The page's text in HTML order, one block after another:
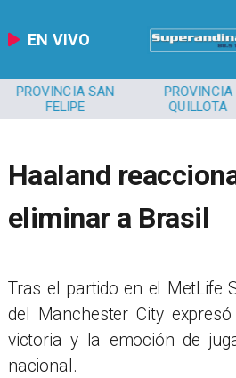
EN VIVO
PROVINCIA SAN
FELIPE
PROVINCIA
QUILLOTA
Haaland
eliminar a Brasil
Tras el partido en el MetLife
del Manchester City
victoria y la emoción de
nacional.